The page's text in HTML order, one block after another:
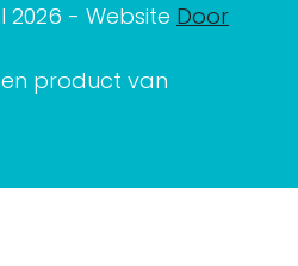
2026 - Website Door
product van